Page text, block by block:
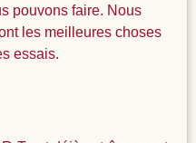
pouvons faire. Nous
les meilleures choses
essais.